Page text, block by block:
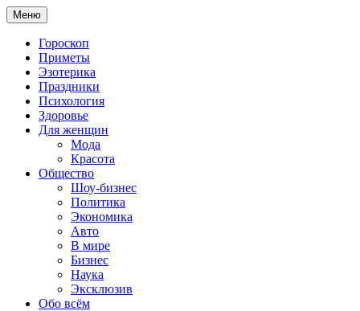
Меню
Гороскоп
Приметы
Эзотерика
Праздники
Психология
Здоровье
Для женщин
Мода
Красота
Общество
Шоу-бизнес
Политика
Экономика
Авто
В мире
Бизнес
Наука
Эксклюзив
Обо всём